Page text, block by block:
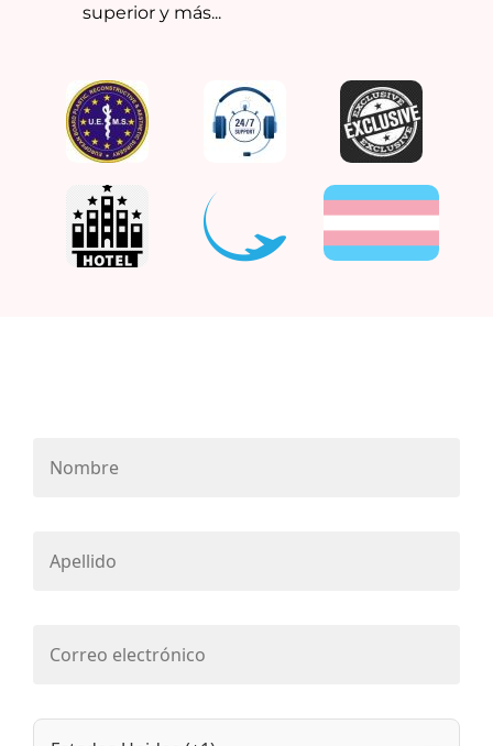
superior y más...